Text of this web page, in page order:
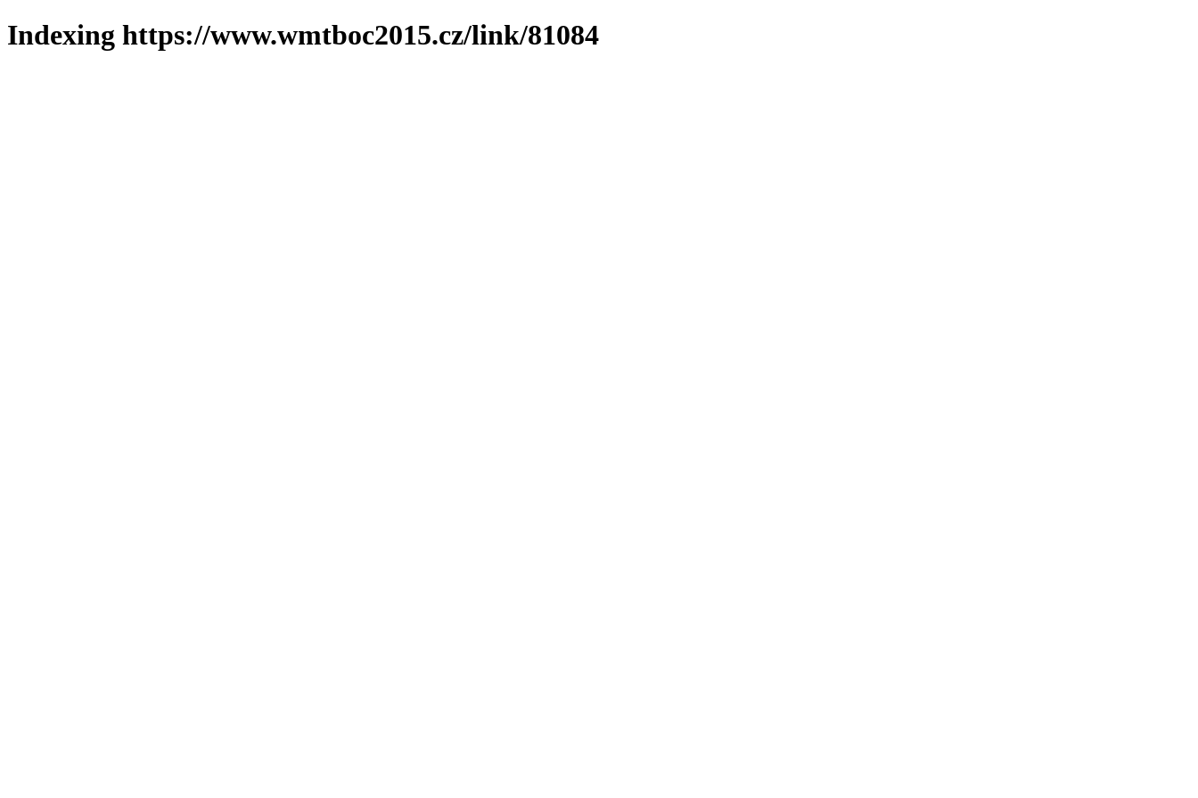
Indexing https://www.wmtboc2015.cz/link/81084